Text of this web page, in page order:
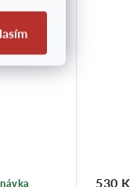
530